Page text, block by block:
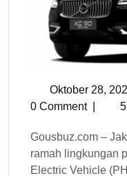
Oktober 28,
0 Comment
Gousbuz.com – Jakarta, 28 Oktober 2025 — Klaim
ramah lingkungan
Electric Vehicle